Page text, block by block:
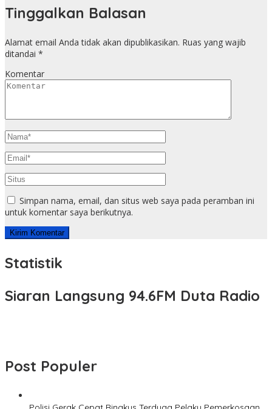
Tinggalkan Balasan
Alamat email Anda tidak akan dipublikasikan. Ruas yang wajib
ditandai *
Komentar
Simpan nama, email, dan situs web saya pada peramban ini
untuk komentar saya berikutnya.
Statistik
Siaran Langsung 94.6FM Duta Radio
Post Populer